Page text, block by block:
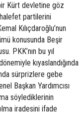
Kürt devletine göz
partilerini
Kılıçdaroğlu’nun
konusunda Beşir
PKK’nın bu yıl
kıyaslandığında
sürprizlere gebe
Başkan Yardımcısı
söylediklerinin
iradesini ifade